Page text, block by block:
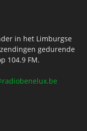
in het Limburgse
gedurende
104.9 FM.